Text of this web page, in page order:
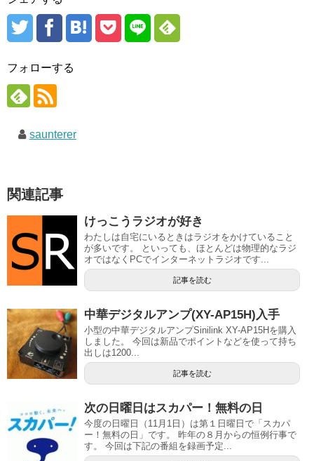
フォローする
saunterer
関連記事
けっこうラジオが好き
わたしは自宅にいるときはラジオをかけていること
が多いです。 といっても、ほとんどは物理的なラジ
オではなくPCでインターネットラジオです...
記事を読む
中華デジタルアンプ(XY-AP15H)入手
小型の中華デジタルアンプSinilink XY-AP15Hを購入
しました。 今回は新品でポイントなどを使って持ち
出しは1200...
記事を読む
次の日曜日はスカパー！無料の日
今度の日曜日（11月1日）は第１日曜日で「スカパ
ー！無料の日」です。 昨年の８月からの恒例行事で
す。 今回は下記の番組を録画予定...